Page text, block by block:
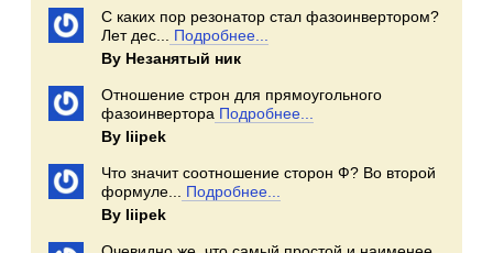
С каких пор резонатор стал фазоинвертором?
Лет дес...
Подробнее...
By Незанятый ник
Отношение строн для прямоугольного
фазоинвертора Подробнее...
By Iiipek
Что значит соотношение сторон Ф? Во второй
формуле...
Подробнее...
By Iiipek